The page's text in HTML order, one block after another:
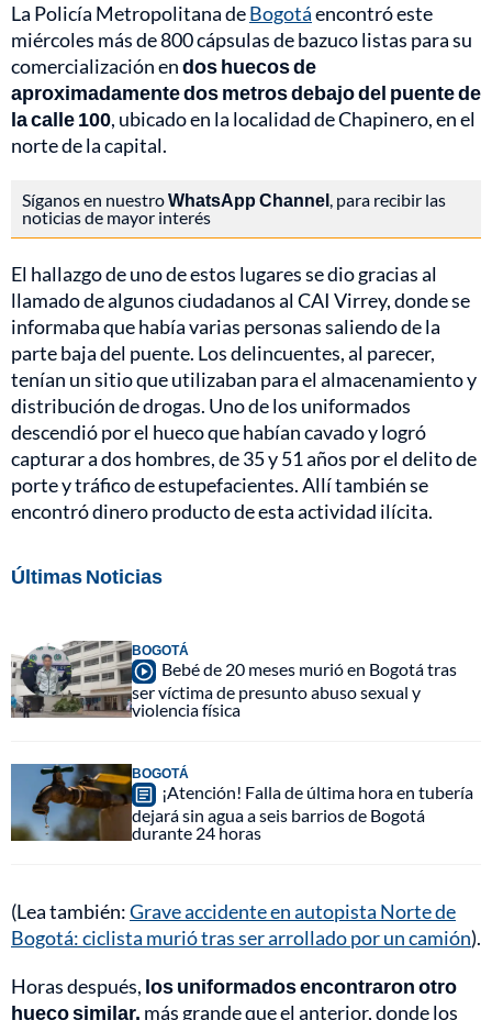
La Policía Metropolitana deBogotáencontró este
miércoles más de 800 cápsulas de bazuco listas para su
comercialización endos huecos de
aproximadamente dos metros debajo del puente de
la calle 100, ubicado en la localidad de Chapinero, en el
norte de la capital.
Síganos en nuestroWhatsApp Channel, para recibir las
noticias de mayor interés
El hallazgo de uno de estos lugares se dio gracias al
llamado de algunos ciudadanos al CAI Virrey, donde se
informaba que había varias personas saliendo de la
parte baja del puente. Los delincuentes, al parecer,
tenían un sitio que utilizaban para el almacenamiento y
distribución de drogas. Uno de los uniformados
descendió por el hueco que habían cavado y logró
capturar a dos hombres, de 35 y 51 años por el delito de
porte y tráfico de estupefacientes. Allí también se
encontró dinero producto de esta actividad ilícita.
Últimas Noticias
BOGOTÁ
Bebé de 20 meses murió en Bogotá tras
ser víctima de presunto abuso sexual y
violencia física
BOGOTÁ
¡Atención! Falla de última hora en tubería
dejará sin agua a seis barrios de Bogotá
durante 24 horas
(Lea también:Grave accidente en autopista Norte de
Bogotá: ciclista murió tras ser arrollado por un camión).
Horas después, los uniformados encontraron otro
hueco similar, más grande que el anterior, donde los